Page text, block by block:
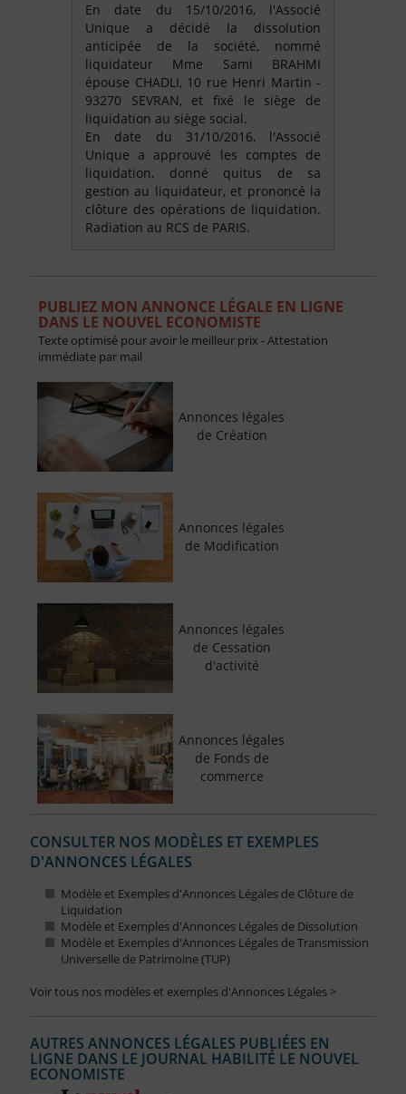
En date du 15/10/2016, l'Associé
Unique a décidé la dissolution
anticipée de la société, nommé
liquidateur Mme Sami BRAHMI
épouse CHADLI, 10 rue Henri Martin -
93270 SEVRAN, et fixé le siège de
liquidation au siège social.
En date du 31/10/2016, l'Associé
Unique a approuvé les comptes de
liquidation, donné quitus de sa
gestion au liquidateur, et prononcé la
clôture des opérations de liquidation.
Radiation au RCS de PARIS.
PUBLIEZ MON ANNONCE LÉGALE EN LIGNE
DANS LE NOUVEL ECONOMISTE
Texte optimisé pour avoir le meilleur prix - Attestation
immédiate par mail
Annonces légales
de Création
Annonces légales
de Modification
Annonces légales
de Cessation
d'activité
Annonces légales
de Fonds de
commerce
CONSULTER NOS MODÈLES ET EXEMPLES
D'ANNONCES LÉGALES
Modèle et Exemples d'Annonces Légales de Clôture de
Liquidation
Modèle et Exemples d'Annonces Légales de Dissolution
Modèle et Exemples d'Annonces Légales de Transmission
Universelle de Patrimoine (TUP)
Voir tous nos modèles et exemples d'Annonces Légales >
AUTRES ANNONCES LÉGALES PUBLIÉES EN
LIGNE DANS LE JOURNAL HABILITÉ LE NOUVEL
ECONOMISTE